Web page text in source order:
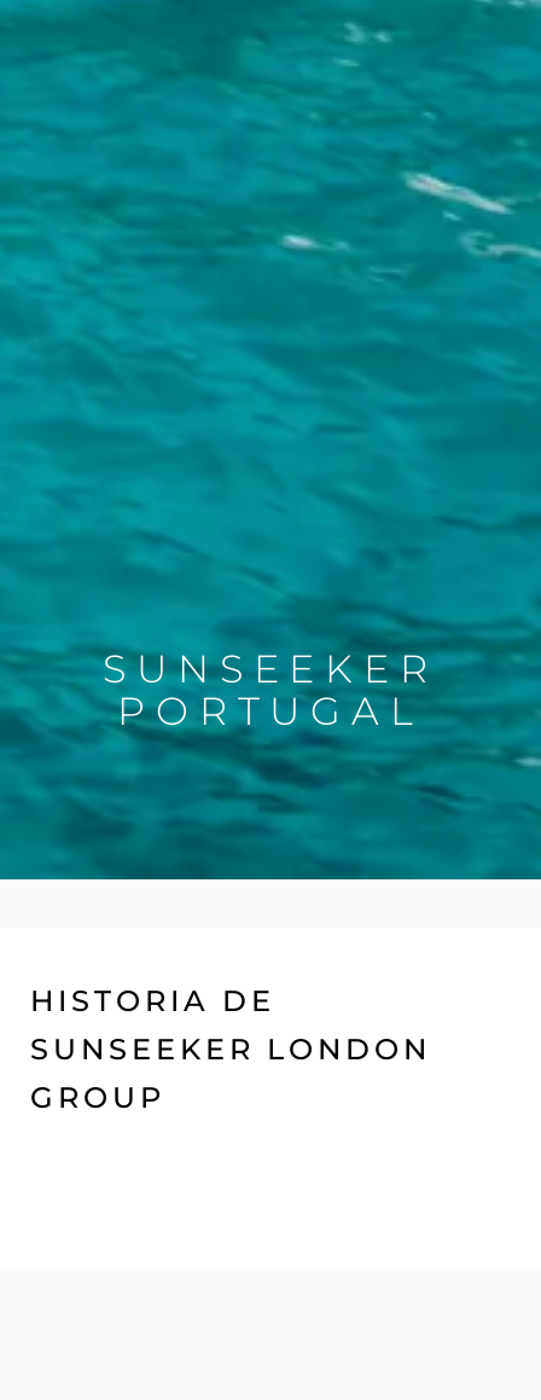
SUNSEEKER
PORTUGAL
HISTORIA DE
SUNSEEKER LONDON
GROUP